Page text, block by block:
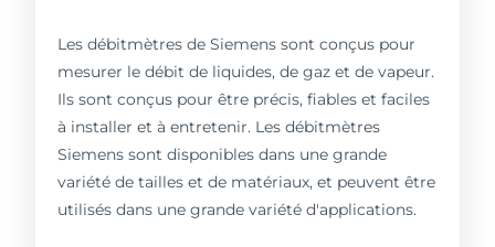
Les débitmètres de Siemens sont conçus pour
mesurer le débit de liquides, de gaz et de vapeur.
Ils sont conçus pour être précis, fiables et faciles
à installer et à entretenir. Les débitmètres
Siemens sont disponibles dans une grande
variété de tailles et de matériaux, et peuvent être
utilisés dans une grande variété d'applications.